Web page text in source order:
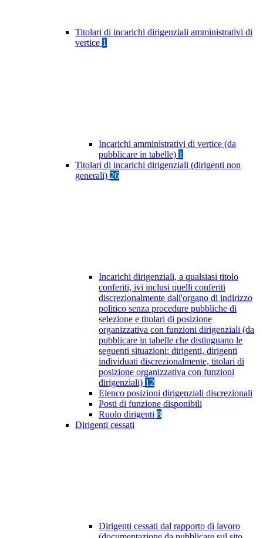
Titolari di incarichi dirigenziali amministrativi di
vertice 1
Incarichi amministrativi di vertice (da
pubblicare in tabelle) 1
Titolari di incarichi dirigenziali (dirigenti non
generali) 26
Incarichi dirigenziali, a qualsiasi titolo
conferiti, ivi inclusi quelli conferiti
discrezionalmente dall'organo di indirizzo
politico senza procedure pubbliche di
selezione e titolari di posizione
organizzativa con funzioni dirigenziali (da
pubblicare in tabelle che distinguano le
seguenti situazioni: dirigenti, dirigenti
individuati discrezionalmente, titolari di
posizione organizzativa con funzioni
dirigenziali) 12
Elenco posizioni dirigenziali discrezionali
Posti di funzione disponibili
Ruolo dirigenti 8
Dirigenti cessati
Dirigenti cessati dal rapporto di lavoro